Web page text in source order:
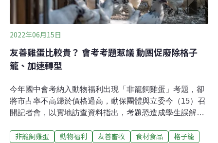
例並不高。
2022年06月15日
友善雞蛋比較貴？ 會考考題惹議 動團促廢除格子
籠、加速轉型
今年國中會考納入動物福利出現「非籠飼雞蛋」考題，卻
將市占率不高歸於價格過高，動保團體與立委今（15）召
開記者會，以實地訪查資料指出，考題恐造成學生誤解，
有機會買到平價的「友善蛋」。動保團體並呼籲，台灣應
非籠飼雞蛋 動物福利 友善畜牧 食材食品
格子籠